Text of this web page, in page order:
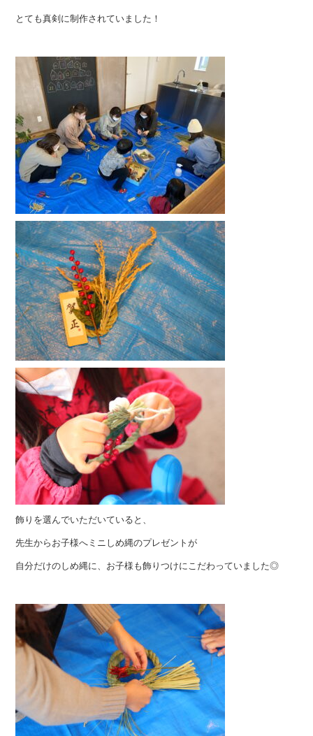
とても真剣に制作されていました！
飾りを選んでいただいていると、
先生からお子様へミニしめ縄のプレゼントが
自分だけのしめ縄に、お子様も飾りつけにこだわっていました◎